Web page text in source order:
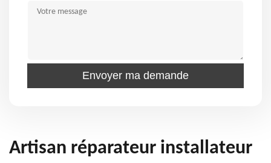
Artisan réparateur installateur